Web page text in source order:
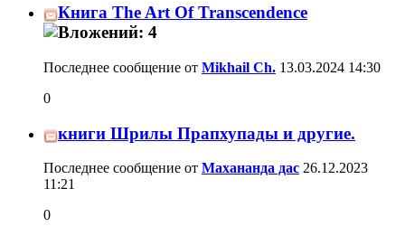
Книга The Art Of Transcendence
Последнее сообщение от Mikhail Ch. 13.03.2024 14:30
0
книги Шрилы Прапхупады и другие.
Последнее сообщение от Махананда дас 26.12.2023
11:21
0